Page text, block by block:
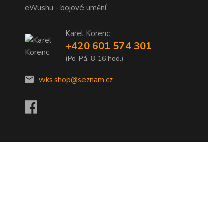
eWushu - bojové umění
Karel Korenc
+420 601 574 301
(Po-Pá, 8-16 hod.)
wks.shop@seznam.cz